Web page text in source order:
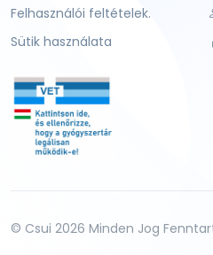
Felhasználói feltételek.
Sütik használata
© Csui 2026 Minden Jog